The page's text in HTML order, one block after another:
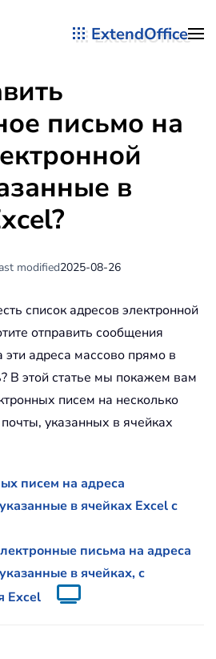
ExtendOffice
письмо на
в
modified2025-08-26
список адресов электронной
отправить сообщения
эти адреса массово прямо в
В этой статье мы покажем вам
писем на несколько
указанных в ячейках
писем на адреса
в ячейках Excel с
письма на адреса
в ячейках, с
Excel